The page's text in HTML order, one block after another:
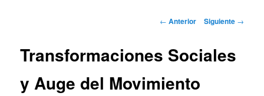
Navegación
← Anterior Siguiente →
Transformaciones Sociales
y Auge del Movimiento